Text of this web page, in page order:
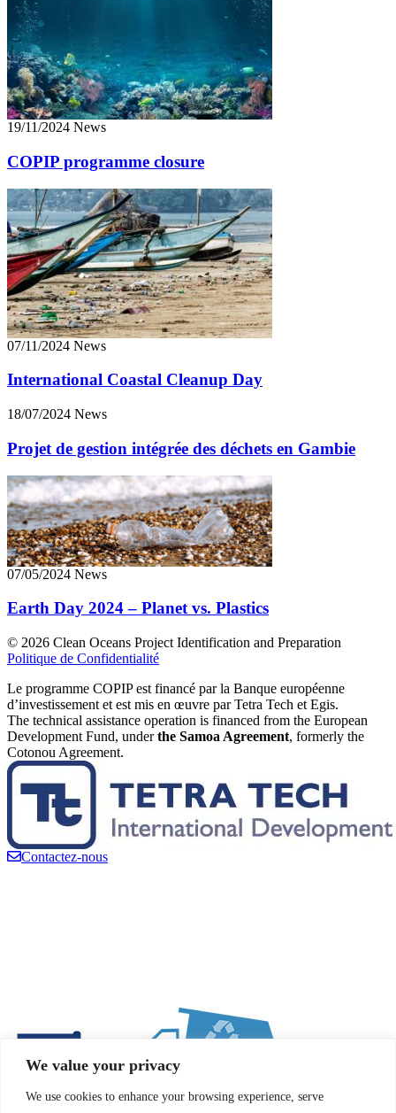
We value your privacy
We use cookies to enhance your browsing experience, serve
19/11/2024 News
COPIP programme closure
07/11/2024 News
International Coastal Cleanup Day
18/07/2024 News
Projet de gestion intégrée des déchets en Gambie
07/05/2024 News
Earth Day 2024 – Planet vs. Plastics
© 2026 Clean Oceans Project Identification and Preparation
Politique de Confidentialité
Le programme COPIP est financé par la Banque européenne
d’investissement et est mis en œuvre par Tetra Tech et Egis.
The technical assistance operation is financed from the European
Development Fund, underthe Samoa Agreement, formerly the
Cotonou Agreement.
Contactez-nous